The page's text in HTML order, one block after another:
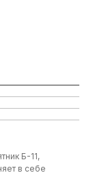
Б-11,
в себе